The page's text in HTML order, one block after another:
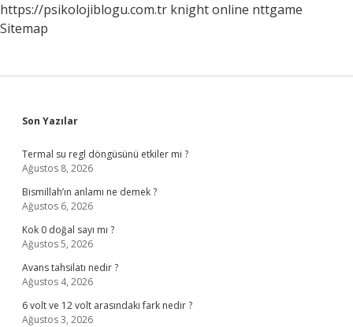
https://psikolojiblogu.com.tr knight online nttgame
Sitemap
Sidebar
Son Yazılar
Termal su regl döngüsünü etkiler mi ?
Ağustos 8, 2026
Bismillah’ın anlamı ne demek ?
Ağustos 6, 2026
Kok 0 doğal sayı mı ?
Ağustos 5, 2026
Avans tahsilatı nedir ?
Ağustos 4, 2026
6 volt ve 12 volt arasındaki fark nedir ?
Ağustos 3, 2026